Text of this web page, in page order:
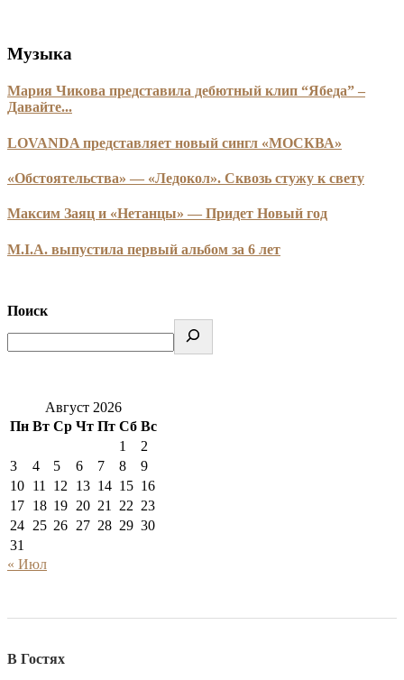
Музыка
Мария Чикова представила дебютный клип “Ябеда” –
Давайте...
LOVANDA представляет новый сингл «МОСКВА»
«Обстоятельства» — «Ледокол». Сквозь стужу к свету
Максим Заяц и «Нетанцы» — Придет Новый год
M.I.A. выпустила первый альбом за 6 лет
Поиск
Август 2026
Пн Вт Ср Чт Пт Сб Вс
1
2
3
4 5 6 7 8
9
10 11 12 13 14 15 16
17 18 19 20 21 22 23
24 25 26 27 28 29 30
31
« Июл
В Гостях